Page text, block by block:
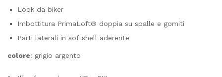
Look da biker
Imbottitura PrimaLoft® doppia su spalle e gomiti
Parti laterali in softshell aderente
colore: grigio argento